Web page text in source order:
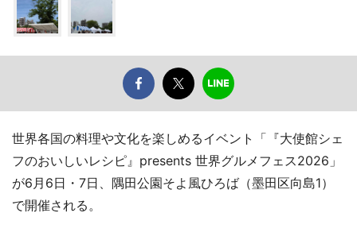
世界各国の料理や文化を楽しめるイベント「『大使館シェ
フのおいしいレシピ』presents 世界グルメフェス2026」
が6月6日・7日、隅田公園そよ風ひろば（墨田区向島1）
で開催される。